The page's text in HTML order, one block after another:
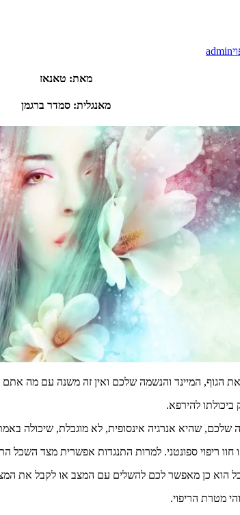
admin
מאת: טאנאז
מאנגלית:סמדר ברגמן
את הגוף, המיינד והנשמה שלכם ואין זה משנה עם מה אתם
ביכולתו להירפא.
שלכם, שהיא אנרגיה אינסופית, לא מוגבלת, שיכולה
חוו ריפוי ספונטני. למרות התנגדות אפשרית מצד השכל
הוא כן מאפשר לכם להשלים עם המצב או לקבל את
מטרת הריפוי.